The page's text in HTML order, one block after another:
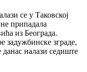
се у Таковској
припадала
из Београда.
задужбинске зграде,
данас налази седиште